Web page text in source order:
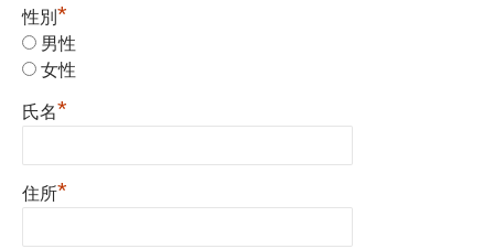
性別 *
男性
女性
氏名*
住所*